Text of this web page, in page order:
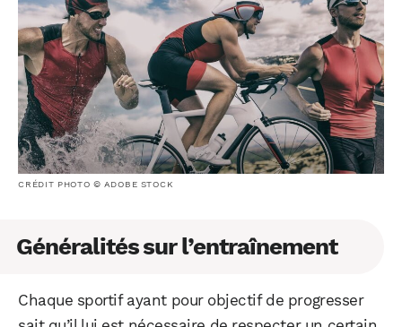
CRÉDIT PHOTO © ADOBE STOCK
Généralités sur l’entraînement
Chaque sportif ayant pour objectif de progresser